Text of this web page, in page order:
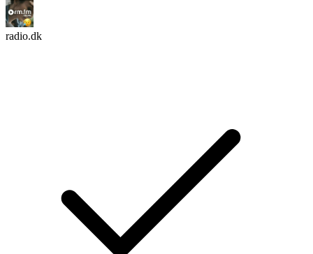
radio.dk